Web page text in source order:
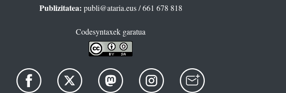
Publizitatea: publi@ataria.eus/ 661 678 818
Codesyntaxek garatua